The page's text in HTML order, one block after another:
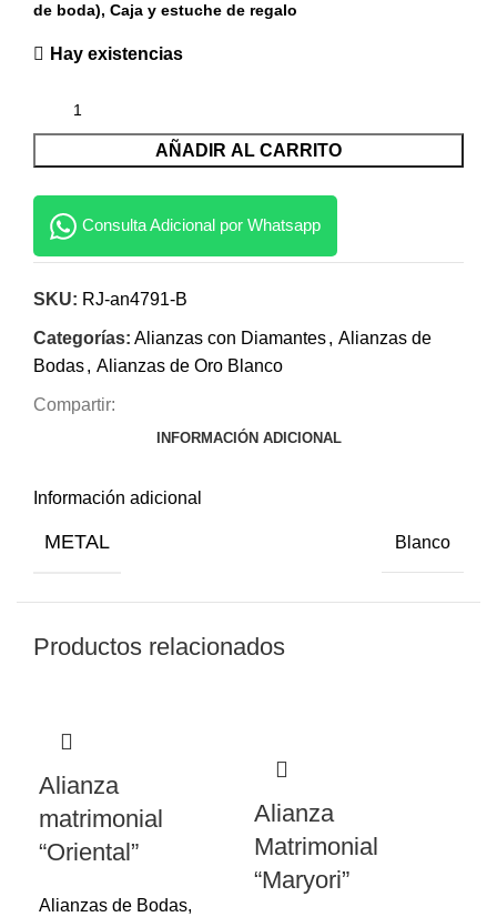
de boda), Caja y estuche de regalo
Hay existencias
AÑADIR AL CARRITO
Consulta Adicional por Whatsapp
SKU: RJ-an4791-B
Categorías: Alianzas con Diamantes, Alianzas de
Bodas, Alianzas de Oro Blanco
Compartir:
INFORMACIÓN ADICIONAL
Información adicional
METAL Blanco
Productos relacionados
Alianza
matrimonial
“Oriental”
Alianzas de Bodas,
Alianza
Matrimonial
“Maryori”